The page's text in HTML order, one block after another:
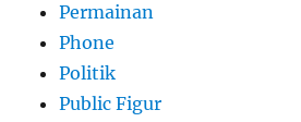
Permainan
Phone
Politik
Public Figur